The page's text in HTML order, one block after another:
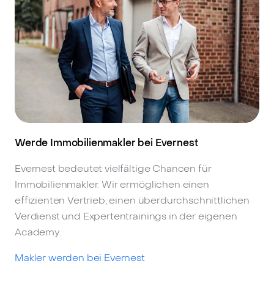
Werde Immobilienmakler bei Evernest
Evernest bedeutet vielfältige Chancen für
Immobilienmakler. Wir ermöglichen einen
effizienten Vertrieb, einen überdurchschnittlichen
Verdienst und Expertentrainings in der eigenen
Academy.
Makler werden bei Evernest